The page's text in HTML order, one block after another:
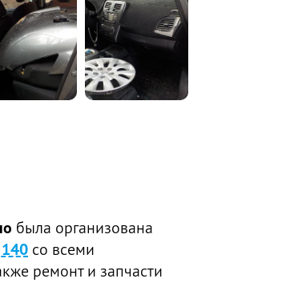
была организована
со всеми
ремонт и запчасти